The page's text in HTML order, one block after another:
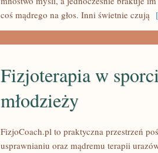
coś mądrego na głos. Inni świetnie czują
Fizjoterapia w
młodzieży
FizjoCoach.pl to praktyczna przestrzeń
usprawnianiu oraz mądremu terapii